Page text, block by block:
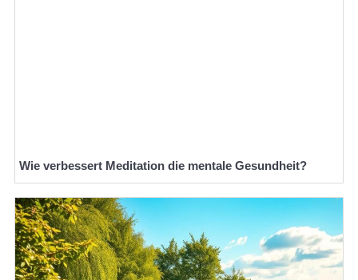
Wie verbessert Meditation die mentale Gesundheit?